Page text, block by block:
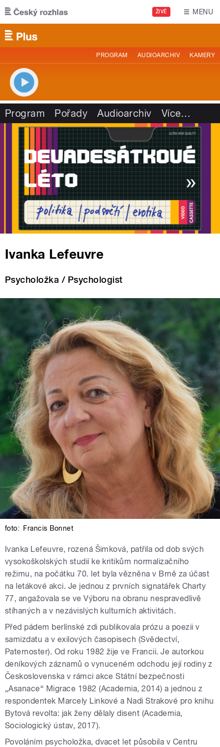
Přejít k hlavnímu obsahu
ŽIVĚ MENU
PROGRAM AUDIOARCHIV KAMERY
Program Pořady Audioarchiv Více…
Ivanka Lefeuvre
Psycholožka / Psychologist
foto: Francis Bonnet
Ivanka Lefeuvre, rozená Šimková, patřila od dob svých
vysokoškolských studií ke kritikům normalizačního
režimu, na počátku 70. let byla vězněna v Brně za účast
na letákové akci. Je jednou z prvních signatářek Charty
77, angažovala se ve Výboru na obranu nespravedlivě
stíhaných a v nezávislých kulturních aktivitách.
Před pádem berlínské zdi publikovala prózu a poezii v
samizdatu a v exilových časopisech (Svědectví,
Paternoster). Od roku 1982 žije ve Francii. Je autorkou
deníkových záznamů o vynuceném odchodu její rodiny z
Československa v rámci akce Státní bezpečnosti
„Asanace“ Migrace 1982 (Academia, 2014) a jednou z
respondentek Marcely Linkové a Nadi Strakové pro knihu
Bytová revolta: jak ženy dělaly disent (Academia,
Sociologický ústav, 2017).
Povoláním psycholožka, dvacet let působila v Centru